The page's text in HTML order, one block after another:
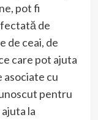
pot fi
de
de ceai, de
care pot ajuta
cu
pentru
la